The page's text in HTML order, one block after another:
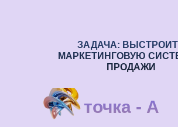
ЗАДАЧА:
МАРКЕТИНГОВУЮ
ПРОДАЖИ
точка - А